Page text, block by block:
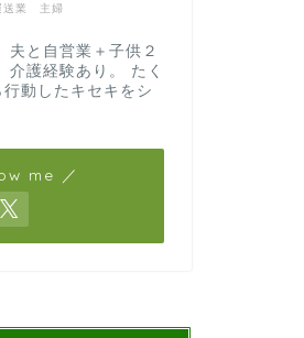
送業 主婦
夫と自営業＋子供２
介護経験あり。 たく
動したキセキをシ
me ／